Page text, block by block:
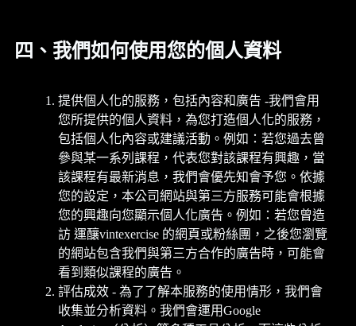
四、我們如何使用您的個人資料
提供個人化的服務，包括內容和廣告 -我們會用
您所提供的個人資料，為您打造個人化的服務，
包括個人化內容或建議活動。例如：若您過去曾
參與某一系列課程，代表您對該課程有興趣，當
該課程有最新消息，我們會優先知會予您。依據
您的設定，本公司網站與第三方服務可能會根據
您的興趣向您顯示個人化廣告。例如：若您曾造
訪 運釀vintexercise 的網頁或粉絲團，之後您瀏覽
的網站包含我們與第三方合作的廣告時，可能會
看到類似課程的廣告。
評估成效 - 為了了解本服務的使用情形，我們會
收集並分析資料。我們會運用Google